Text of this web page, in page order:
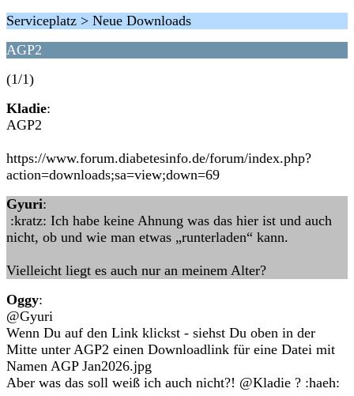
Serviceplatz > Neue Downloads
AGP2
(1/1)
Kladie:
AGP2
https://www.forum.diabetesinfo.de/forum/index.php?
action=downloads;sa=view;down=69
Gyuri:
:kratz: Ich habe keine Ahnung was das hier ist und auch
nicht, ob und wie man etwas „runterladen“ kann.
Vielleicht liegt es auch nur an meinem Alter?
Oggy:
@Gyuri
Wenn Du auf den Link klickst - siehst Du oben in der
Mitte unter AGP2 einen Downloadlink für eine Datei mit
Namen AGP Jan2026.jpg
Aber was das soll weiß ich auch nicht?! @Kladie ? :haeh: